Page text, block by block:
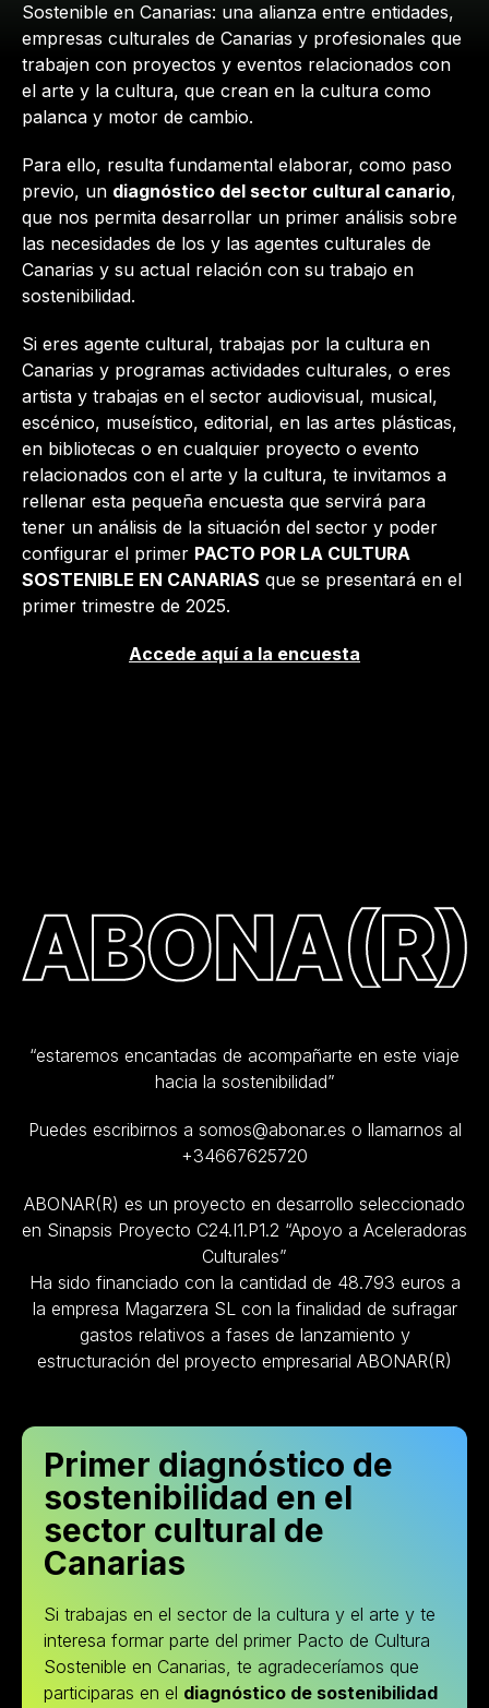
Sostenible en Canarias: una alianza entre entidades,
empresas culturales de Canarias y profesionales que
trabajen con proyectos y eventos relacionados con
el arte y la cultura, que crean en la cultura como
palanca y motor de cambio.
Para ello, resulta fundamental elaborar, como paso
previo, un diagnóstico del sector cultural canario,
que nos permita desarrollar un primer análisis sobre
las necesidades de los y las agentes culturales de
Canarias y su actual relación con su trabajo en
sostenibilidad.
Si eres agente cultural, trabajas por la cultura en
Canarias y programas actividades culturales, o eres
artista y trabajas en el sector audiovisual, musical,
escénico, museístico, editorial, en las artes plásticas,
en bibliotecas o en cualquier proyecto o evento
relacionados con el arte y la cultura, te invitamos a
rellenar esta pequeña encuesta que servirá para
tener un análisis de la situación del sector y poder
configurar el primer PACTO POR LA CULTURA
SOSTENIBLE EN CANARIAS que se presentará en el
primer trimestre de 2025.
Accede aquí a la encuesta
“estaremos encantadas de acompañarte en este viaje
hacia la sostenibilidad”
Puedes escribirnos a somos@abonar.es o llamarnos al
+34667625720
ABONAR(R) es un proyecto en desarrollo seleccionado
en Sinapsis Proyecto C24.I1.P1.2 “Apoyo a Aceleradoras
Culturales”
Ha sido financiado con la cantidad de 48.793 euros a
la empresa Magarzera SL con la finalidad de sufragar
gastos relativos a fases de lanzamiento y
estructuración del proyecto empresarial ABONAR(R)
Primer diagnóstico de
sostenibilidad en el
sector cultural de
Canarias
Si trabajas en el sector de la cultura y el arte y te
interesa formar parte del primer Pacto de Cultura
Sostenible en Canarias, te agradeceríamos que
participaras en el diagnóstico de sostenibilidad